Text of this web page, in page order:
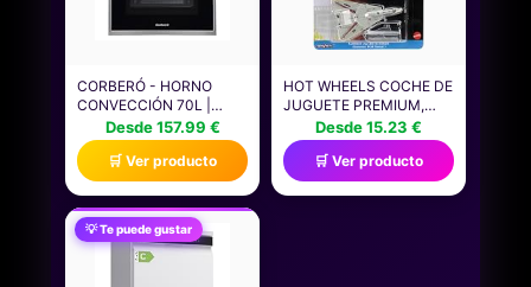
CORBERÓ - HORNO
CONVECCIÓN 70L |
CCHM603X | 60X60X58
CM |CONVENCIONAL
CON 4 PROGRAMAS |
LUZ INTERIOR |
LIMPIEZA HIDRÓLISIS |
PUERTA DOBLE CRISTAL
| 2100W | NEGRO PERFIL
Desde 157.99 €
🛒 Ver producto
HOT WHEELS COCHE DE
JUGUETE PREMIUM,
CAMIÓN O FURGONETA,
RÉPLICA FUNDIDA A
ESCALA 1:64 DE
PELÍCULAS
POPULARES,
Desde 15.23 €
🛒 Ver producto
💡 Te puede gustar